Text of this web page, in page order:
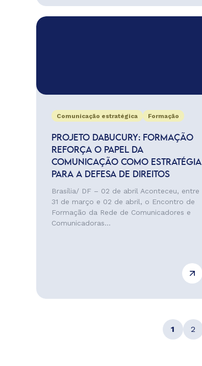
Comunicação estratégica Formação
PROJETO DABUCURY: FORMAÇÃO
REFORÇA O PAPEL DA
COMUNICAÇÃO COMO ESTRATÉGIA
PARA A DEFESA DE DIREITOS
Brasília/ DF – 02 de abril Aconteceu, entre
31 de março e 02 de abril, o Encontro de
Formação da Rede de Comunicadores e
Comunicadoras...
1 2